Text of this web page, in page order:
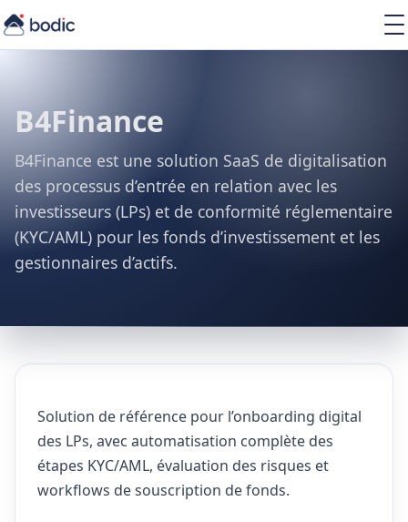
EN
B4Finance
B4Finance est une solution SaaS de digitalisation
des processus d’entrée en relation avec les
investisseurs (LPs) et de conformité réglementaire
(KYC/AML) pour les fonds d’investissement et les
gestionnaires d’actifs.
Solution de référence pour l’onboarding digital
des LPs, avec automatisation complète des
étapes KYC/AML, évaluation des risques et
workflows de souscription de fonds.